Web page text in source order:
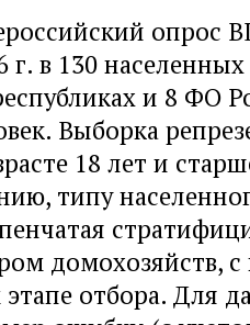
опрос
г. в 130
и 8 ФО
Выборка
18 лет и
типу
домохозяйств,
отбора. Для